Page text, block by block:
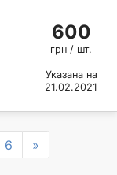
600
грн / шт.
Указана на
21.02.2021
6 »